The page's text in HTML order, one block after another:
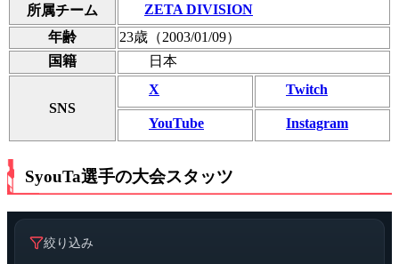
所属チーム
ZETA DIVISION
年齢
23歳（2003/01/09）
国籍
日本
SNS
X Twitch
YouTube Instagram
SyouTa選手の大会スタッツ
絞り込み